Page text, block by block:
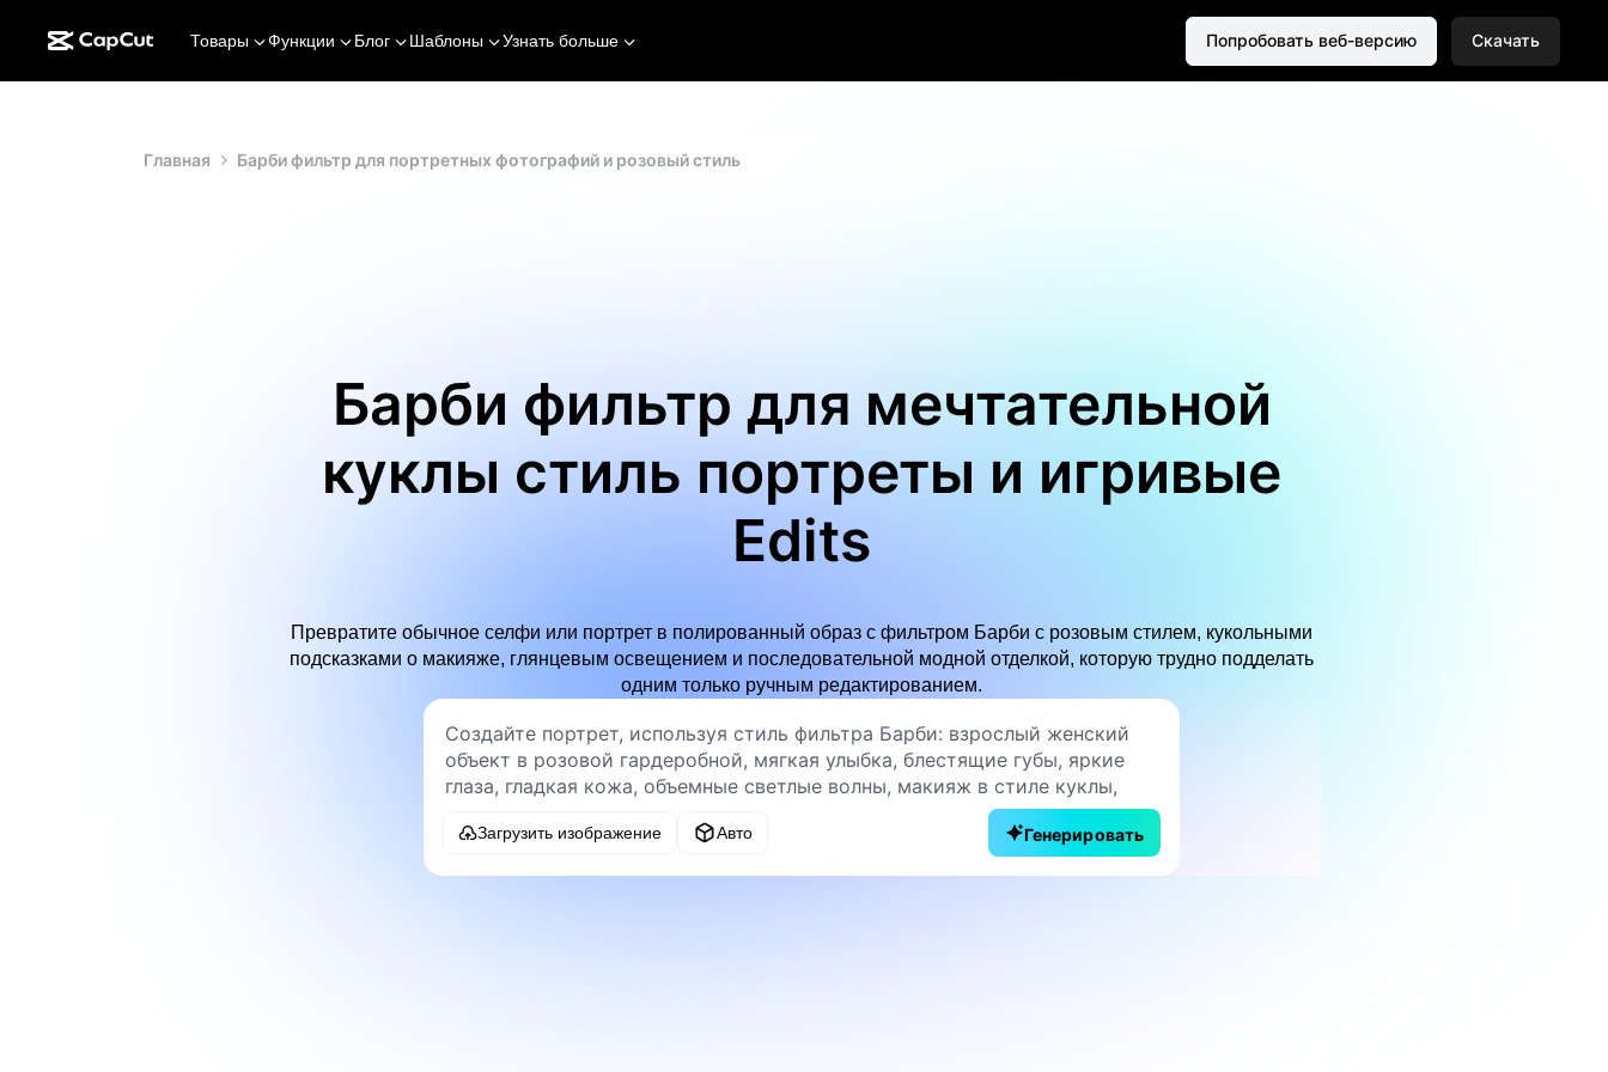
Товары Функции Блог Шаблоны Узнать больше Попробовать веб-версию Скачать
Главная Барби фильтр для портретных фотографий и розовый стиль
Барби фильтр для мечтательной
куклы стиль портреты и игривые
Edits
Превратите обычное селфи или портрет в полированный образ с фильтром Барби с розовым стилем, кукольными
подсказками о макияже, глянцевым освещением и последовательной модной отделкой, которую трудно подделать
одним только ручным редактированием.
Загрузить изображение Авто Генерировать